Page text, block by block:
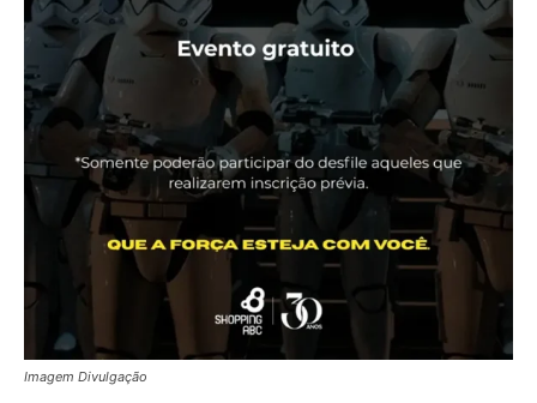
Imagem Divulgação